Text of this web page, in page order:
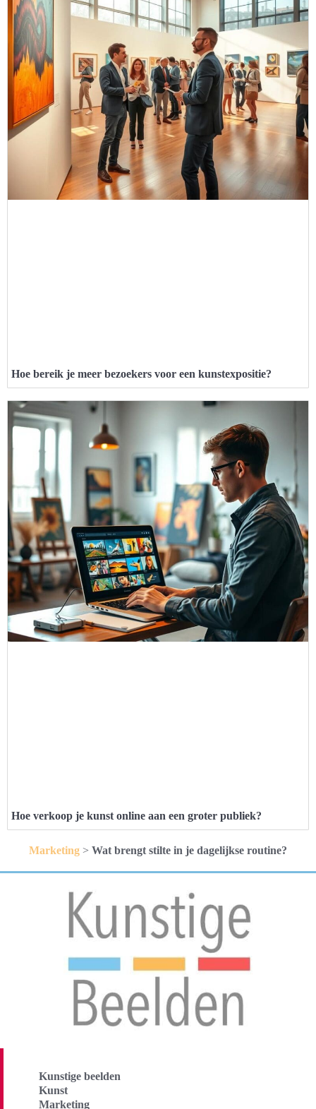
Hoe bereik je meer bezoekers voor een kunstexpositie?
Hoe verkoop je kunst online aan een groter publiek?
Marketing > Wat brengt stilte in je dagelijkse routine?
Kunstige beelden
Kunst
Marketing